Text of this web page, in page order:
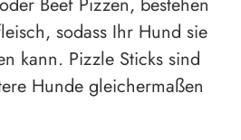
sodass Ihr Hund sie
kann. Pizzle Sticks sind
Hunde gleichermaßen